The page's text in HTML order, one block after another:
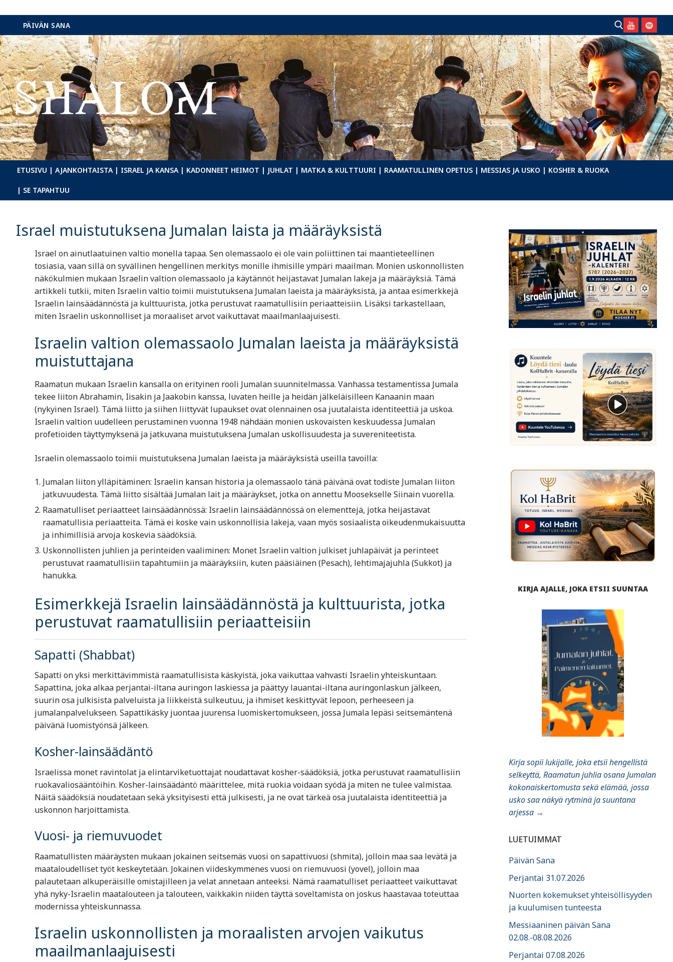
Hyppää
sisältöön
PÄIVÄN SANA
Hae:
ETUSIVU | AJANKOHTAISTA | ISRAEL JA KANSA | KADONNEET HEIMOT | JUHLAT | MATKA & KULTTUURI | RAAMATULLINEN OPETUS | MESSIAS JA USKO | KOSHER & RUOKA
| SE TAPAHTUU
Israel muistutuksena Jumalan laista ja määräyksistä
Israel on ainutlaatuinen valtio monella tapaa. Sen olemassaolo ei ole vain poliittinen tai maantieteellinen
tosiasia, vaan sillä on syvällinen hengellinen merkitys monille ihmisille ympäri maailman. Monien uskonnollisten
näkökulmien mukaan Israelin valtion olemassaolo ja käytännöt heijastavat Jumalan lakeja ja määräyksiä. Tämä
artikkeli tutkii, miten Israelin valtio toimii muistutuksena Jumalan laeista ja määräyksistä, ja antaa esimerkkejä
Israelin lainsäädännöstä ja kulttuurista, jotka perustuvat raamatullisiin periaatteisiin. Lisäksi tarkastellaan,
miten Israelin uskonnolliset ja moraaliset arvot vaikuttavat maailmanlaajuisesti.
Israelin valtion olemassaolo Jumalan laeista ja määräyksistä
muistuttajana
Raamatun mukaan Israelin kansalla on erityinen rooli Jumalan suunnitelmassa. Vanhassa testamentissa Jumala
tekee liiton Abrahamin, Iisakin ja Jaakobin kanssa, luvaten heille ja heidän jälkeläisilleen Kanaanin maan
(nykyinen Israel). Tämä liitto ja siihen liittyvät lupaukset ovat olennainen osa juutalaista identiteettiä ja uskoa.
Israelin valtion uudelleen perustaminen vuonna 1948 nähdään monien uskovaisten keskuudessa Jumalan
profetioiden täyttymyksenä ja jatkuvana muistutuksena Jumalan uskollisuudesta ja suvereniteetista.
Israelin olemassaolo toimii muistutuksena Jumalan laeista ja määräyksistä useilla tavoilla:
Jumalan liiton ylläpitäminen: Israelin kansan historia ja olemassaolo tänä päivänä ovat todiste Jumalan liiton
jatkuvuudesta. Tämä liitto sisältää Jumalan lait ja määräykset, jotka on annettu Moosekselle Siinain vuorella.
Raamatulliset periaatteet lainsäädännössä: Israelin lainsäädännössä on elementtejä, jotka heijastavat
raamatullisia periaatteita. Tämä ei koske vain uskonnollisia lakeja, vaan myös sosiaalista oikeudenmukaisuutta
ja inhimillisiä arvoja koskevia säädöksiä.
Uskonnollisten juhlien ja perinteiden vaaliminen: Monet Israelin valtion julkiset juhlapäivät ja perinteet
perustuvat raamatullisiin tapahtumiin ja määräyksiin, kuten pääsiäinen (Pesach), lehtimajajuhla (Sukkot) ja
hanukka.
Esimerkkejä Israelin lainsäädännöstä ja kulttuurista, jotka
perustuvat raamatullisiin periaatteisiin
Sapatti (Shabbat)
Sapatti on yksi merkittävimmistä raamatullisista käskyistä, joka vaikuttaa vahvasti Israelin yhteiskuntaan.
Sapattina, joka alkaa perjantai-iltana auringon laskiessa ja päättyy lauantai-iltana auringonlaskun jälkeen,
suurin osa julkisista palveluista ja liikkeistä sulkeutuu, ja ihmiset keskittyvät lepoon, perheeseen ja
jumalanpalvelukseen. Sapattikäsky juontaa juurensa luomiskertomukseen, jossa Jumala lepäsi seitsemäntenä
päivänä luomistyönsä jälkeen.
Kosher-lainsäädäntö
Israelissa monet ravintolat ja elintarviketuottajat noudattavat kosher-säädöksiä, jotka perustuvat raamatullisiin
ruokavaliosääntöihin. Kosher-lainsäädäntö määrittelee, mitä ruokia voidaan syödä ja miten ne tulee valmistaa.
Näitä säädöksiä noudatetaan sekä yksityisesti että julkisesti, ja ne ovat tärkeä osa juutalaista identiteettiä ja
uskonnon harjoittamista.
Vuosi- ja riemuvuodet
Raamatullisten määräysten mukaan jokainen seitsemäs vuosi on sapattivuosi (shmita), jolloin maa saa levätä ja
maataloudelliset työt keskeytetään. Jokainen viideskymmenes vuosi on riemuvuosi (yovel), jolloin maa
palautetaan alkuperäisille omistajilleen ja velat annetaan anteeksi. Nämä raamatulliset periaatteet vaikuttavat
yhä nyky-Israelin maatalouteen ja talouteen, vaikkakin niiden täyttä soveltamista on joskus haastavaa toteuttaa
modernissa yhteiskunnassa.
Israelin uskonnollisten ja moraalisten arvojen vaikutus
maailmanlaajuisesti
KIRJA AJALLE, JOKA ETSII SUUNTAA
Kirja sopii lukijalle, joka etsii hengellistä
selkeyttä, Raamatun juhlia osana Jumalan
kokonaiskertomusta sekä elämää, jossa
usko saa näkyä rytminä ja suuntana
arjessa →
LUETUIMMAT
Päivän Sana
Perjantai 31.07.2026
Nuorten kokemukset yhteisöllisyyden
ja kuulumisen tunteesta
Messiaaninen päivän Sana
02.08.-08.08.2026
Perjantai 07.08.2026